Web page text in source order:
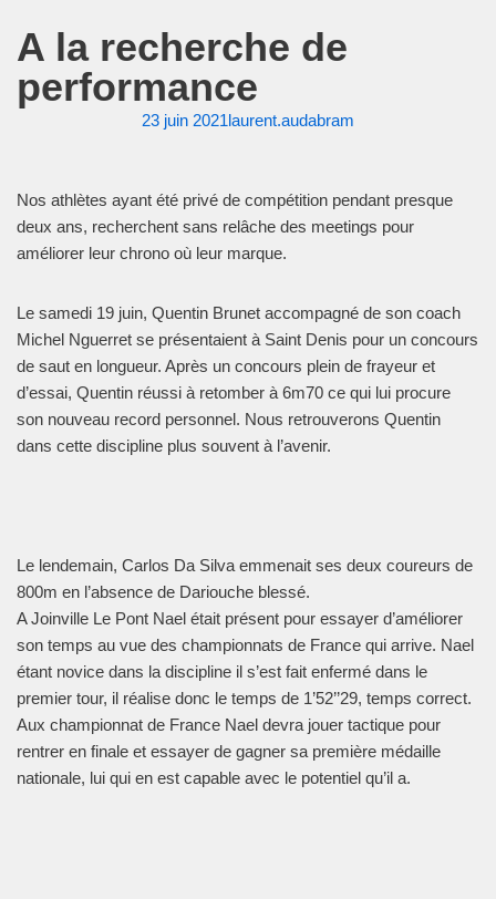
A la recherche de
performance
23 juin 2021laurent.audabram
Nos athlètes ayant été privé de compétition pendant presque
deux ans, recherchent sans relâche des meetings pour
améliorer leur chrono où leur marque.
Le samedi 19 juin, Quentin Brunet accompagné de son coach
Michel Nguerret se présentaient à Saint Denis pour un concours
de saut en longueur. Après un concours plein de frayeur et
d’essai, Quentin réussi à retomber à 6m70 ce qui lui procure
son nouveau record personnel. Nous retrouverons Quentin
dans cette discipline plus souvent à l’avenir.
Le lendemain, Carlos Da Silva emmenait ses deux coureurs de
800m en l’absence de Dariouche blessé.
A Joinville Le Pont Nael était présent pour essayer d’améliorer
son temps au vue des championnats de France qui arrive. Nael
étant novice dans la discipline il s’est fait enfermé dans le
premier tour, il réalise donc le temps de 1’52’’29, temps correct.
Aux championnat de France Nael devra jouer tactique pour
rentrer en finale et essayer de gagner sa première médaille
nationale, lui qui en est capable avec le potentiel qu’il a.